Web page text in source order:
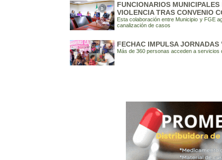
FUNCIONARIOS
VIOLENCIA TRAS CONVENIO
Esta colaboración entre Municipio y FGE
canalización de casos
FECHAC IMPULSA
Más de 360 personas acceden a